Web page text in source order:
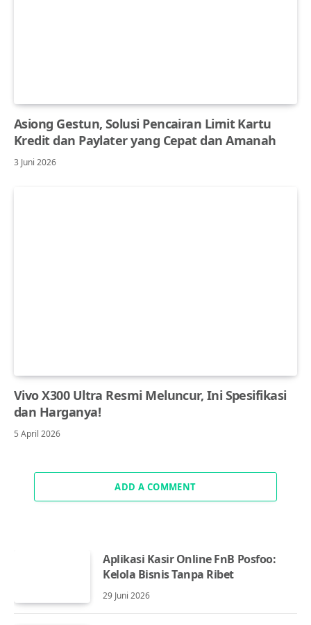
Asiong Gestun, Solusi Pencairan Limit Kartu
Kredit dan Paylater yang Cepat dan Amanah
3 Juni 2026
Vivo X300 Ultra Resmi Meluncur, Ini Spesifikasi
dan Harganya!
5 April 2026
ADD A COMMENT
Aplikasi Kasir Online FnB Posfoo:
Kelola Bisnis Tanpa Ribet
29 Juni 2026